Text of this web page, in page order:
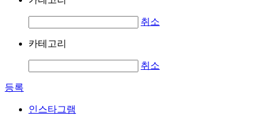
취소
카테고리
취소
등록
인스타그램